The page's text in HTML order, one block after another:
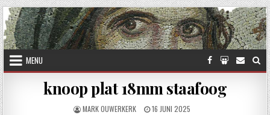
Skip to content
MENU
knoop plat 18mm staafoog
AUTHOR:
MARK OUWERKERK PUBLISHED DATE:
16 JUNI 2025